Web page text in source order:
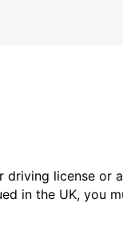
license or
in the UK, you